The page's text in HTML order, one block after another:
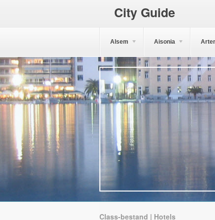
City Guide
Alsem Aisonia
Class-bestand | Hotels